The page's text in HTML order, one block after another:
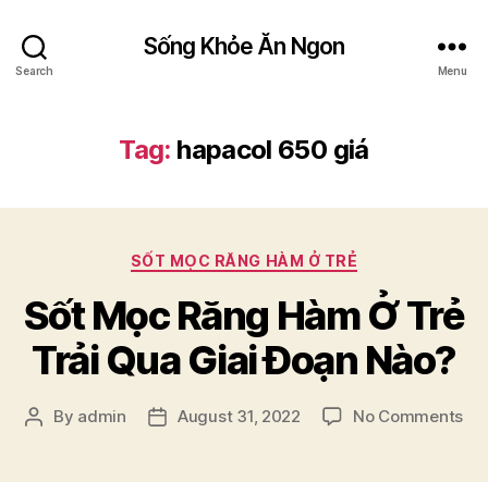
Search
Sống Khỏe Ăn Ngon
Menu
Tag: hapacol 650 giá
Categories
SỐT MỌC RĂNG HÀM Ở TRẺ
Sốt Mọc Răng Hàm Ở Trẻ
Trải Qua Giai Đoạn Nào?
Post
By admin
PostAugust 31, 2022 No Commentson